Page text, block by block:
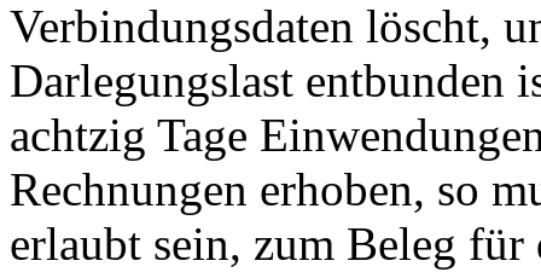
Verbindungsdaten löscht,
Darlegungslast entbunden
achtzig Tage
Rechnungen erhoben, so
erlaubt sein, zum Beleg